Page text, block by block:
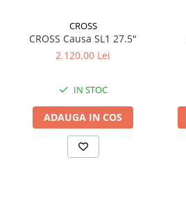
CROSS
CROSS Causa SL1 27.5"
2.120,00 Lei
IN STOC
ADAUGA IN COS